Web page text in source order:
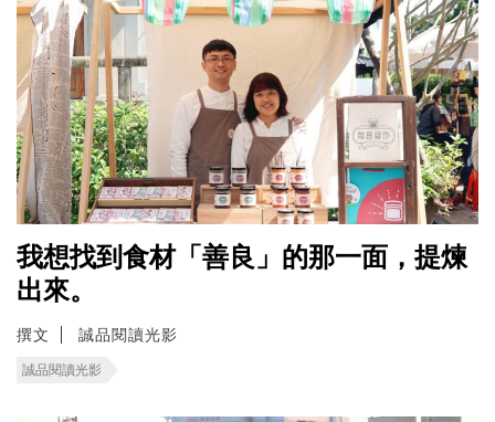
我想找到食材「善良」的那一面，提煉
出來。
撰文 誠品閱讀光影
誠品閱讀光影